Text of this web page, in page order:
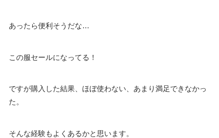
あったら便利そうだな…
この服セールになってる！
ですが購入した結果、ほぼ使わない、あまり満足できなかっ
た。
そんな経験もよくあるかと思います。